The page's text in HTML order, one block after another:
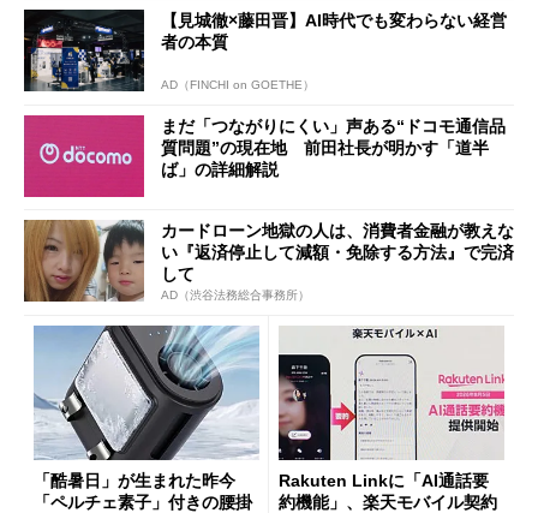
【見城徹×藤田晋】AI時代でも変わらない経営
者の本質
AD（FINCHI on GOETHE）
まだ「つながりにくい」声ある“ドコモ通信品
質問題”の現在地 前田社長が明かす「道半
ば」の詳細解説
カードローン地獄の人は、消費者金融が教えな
い『返済停止して減額・免除する方法』で完済
して
AD（渋谷法務総合事務所）
「酷暑日」が生まれた昨今
「ペルチェ素子」付きの腰掛
Rakuten Linkに「AI通話要
約機能」、楽天モバイル契約